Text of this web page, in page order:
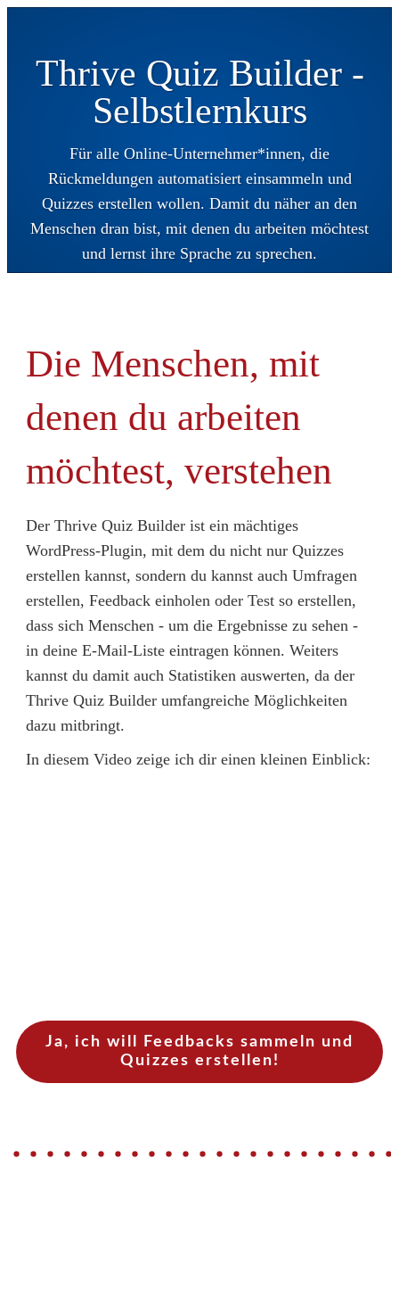
Thrive Quiz Builder -
Selbstlernkurs
Für alle Online-Unternehmer*innen, die
Rückmeldungen automatisiert einsammeln und
Quizzes erstellen wollen. Damit du näher an den
Menschen dran bist, mit denen du arbeiten möchtest
und lernst ihre Sprache zu sprechen.
Die Menschen, mit
denen du arbeiten
möchtest, verstehen
Der Thrive Quiz Builder ist ein mächtiges
WordPress-Plugin, mit dem du nicht nur Quizzes
erstellen kannst, sondern du kannst auch Umfragen
erstellen, Feedback einholen oder Test so erstellen,
dass sich Menschen - um die Ergebnisse zu sehen -
in deine E-Mail-Liste eintragen können. Weiters
kannst du damit auch Statistiken auswerten, da der
Thrive Quiz Builder umfangreiche Möglichkeiten
dazu mitbringt.
In diesem Video zeige ich dir einen kleinen Einblick:
Ja, ich will Feedbacks sammeln und
Quizzes erstellen!